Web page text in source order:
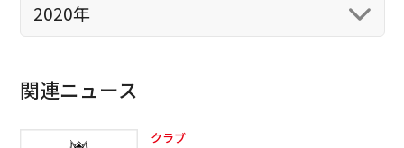
2020年
関連ニュース
クラブ